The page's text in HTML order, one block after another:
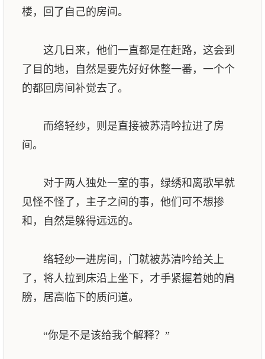
楼，回了自己的房间。
这几日来，他们一直都是在赶路，这会到
了目的地，自然是要先好好休整一番，一个个
的都回房间补觉去了。
而络轻纱，则是直接被苏清吟拉进了房
间。
对于两人独处一室的事，绿绣和离歌早就
见怪不怪了，主子之间的事，他们可不想掺
和，自然是躲得远远的。
络轻纱一进房间，门就被苏清吟给关上
了，将人拉到床沿上坐下，才手紧握着她的肩
膀，居高临下的质问道。
“你是不是该给我个解释？”